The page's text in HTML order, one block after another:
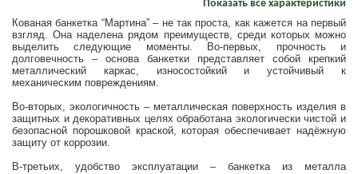
Показать все характеристики
Кованая банкетка “Мартина” – не так проста, как кажется на первый
взгляд. Она наделена рядом преимуществ, среди которых можно
выделить следующие моменты. Во-первых, прочность и
долговечность – основа банкетки представляет собой крепкий
металлический каркас, износостойкий и устойчивый к
механическим повреждениям.
Во-вторых, экологичность – металлическая поверхность изделия в
защитных и декоративных целях обработана экологически чистой и
безопасной порошковой краской, которая обеспечивает надёжную
защиту от коррозии.
В-третьих, удобство эксплуатации – банкетка из металла